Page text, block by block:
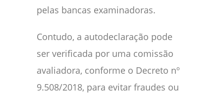
pelas bancas examinadoras.
Contudo, a autodeclaração pode
ser verificada por uma comissão
avaliadora, conforme o Decreto nº
9.508/2018, para evitar fraudes ou